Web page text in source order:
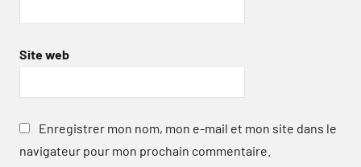
Site web
Enregistrer mon nom, mon e-mail et mon site dans le
navigateur pour mon prochain commentaire.